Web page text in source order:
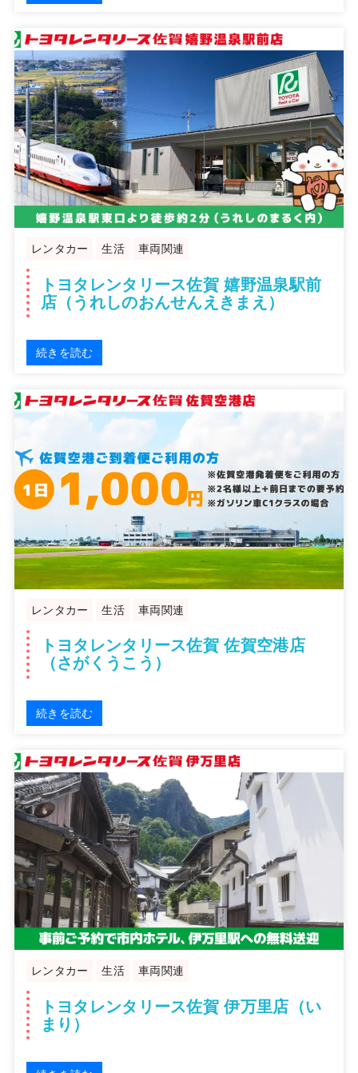
レンタカー 生活 車両関連
トヨタレンタリース佐賀 嬉野温泉駅前
店（うれしのおんせんえきまえ）
続きを読む
レンタカー 生活 車両関連
トヨタレンタリース佐賀 佐賀空港店
（さがくうこう）
続きを読む
レンタカー 生活 車両関連
トヨタレンタリース佐賀 伊万里店（い
まり）